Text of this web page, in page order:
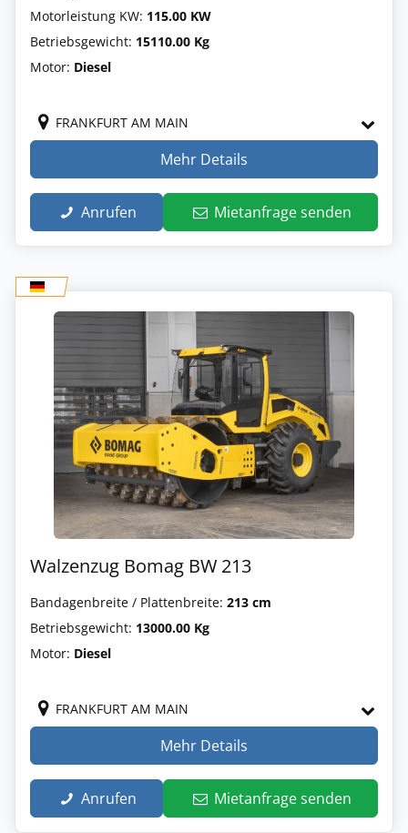
Motorleistung KW: 115.00 KW
Betriebsgewicht: 15110.00 Kg
Motor: Diesel
FRANKFURT AM MAIN
Mehr Details
Anrufen Mietanfrage senden
Walzenzug Bomag BW 213
Bandagenbreite / Plattenbreite: 213 cm
Betriebsgewicht: 13000.00 Kg
Motor: Diesel
FRANKFURT AM MAIN
Mehr Details
Anrufen Mietanfrage senden